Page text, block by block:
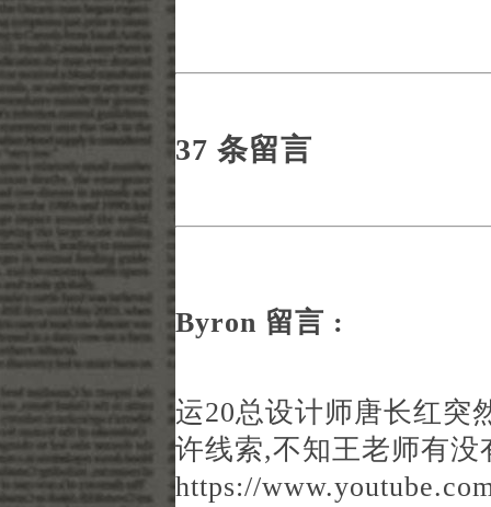
37 条留言
Byron 留言 :
运20总设计师唐长红突
许线索,不知王老师有没
https://